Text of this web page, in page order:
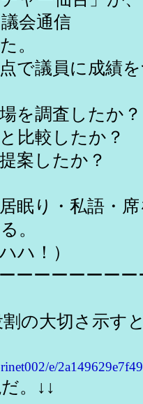
会通信
。
議員に成績を
調査したか？
較したか？
したか？
り・私語・席
る。
）
ーーーーーーー
の大切さ示す
e/
。↓↓